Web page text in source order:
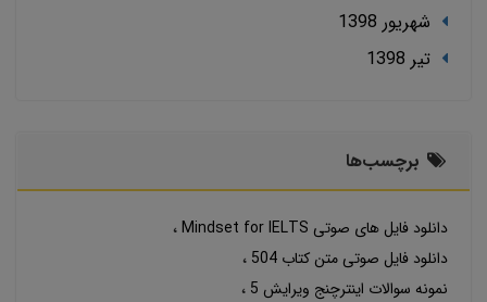
شهریور 1398
تير 1398
برچسب‌ها
دانلود فایل های صوتی Mindset for IELTS
دانلود فایل صوتی متن کتاب 504
نمونه سوالات اینترچنج ویرایش 5